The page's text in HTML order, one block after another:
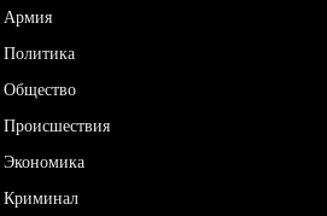
Армия
Политика
Общество
Происшествия
Экономика
Криминал